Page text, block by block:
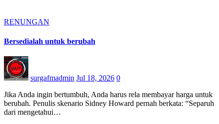
RENUNGAN
Bersedialah untuk berubah
surgafmadmin Jul 18, 2026 0
Jika Anda ingin bertumbuh, Anda harus rela membayar harga untuk
berubah. Penulis skenario Sidney Howard pernah berkata: “Separuh
dari mengetahui…